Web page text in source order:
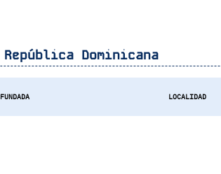
República Dominicana
FUNDADA LOCALIDAD